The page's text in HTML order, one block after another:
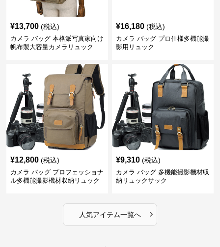
¥13,700 (税込)
カメラ バッグ 本格派写真家向け
帆布製大容量カメラリュック
¥16,180 (税込)
カメラ バッグ プロ仕様多機能撮
影用リュック
¥12,800 (税込)
カメラ バッグ プロフェッショナ
ル多機能撮影機材収納リュック
¥9,310 (税込)
カメラ バッグ 多機能撮影機材収
納リュックサック
人気アイテム一覧へ ›